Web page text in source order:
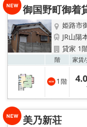
路線·駅から探す
地域から探す
地図から探す
スタッフ
店舗情報·アクセス
御国野町御着
姫路市
JR山陽
貸家 1
階 家賃/
1 階 4.0
美乃新荘